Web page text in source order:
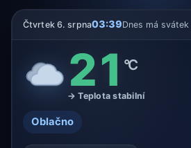
Čtvrtek 6. srpna03:39Dnes má svátek
21 °C
→ Teplota stabilní
Oblačno